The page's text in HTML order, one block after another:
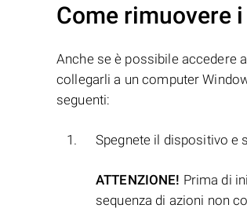
Come rimuovere
Anche se è possibile accedere
collegarli a un computer
seguenti:
Spegnete il dispositivo e
ATTENZIONE! Prima di
sequenza di azioni non